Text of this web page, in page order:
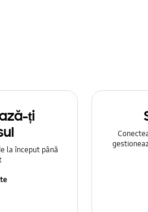
ți
la început până